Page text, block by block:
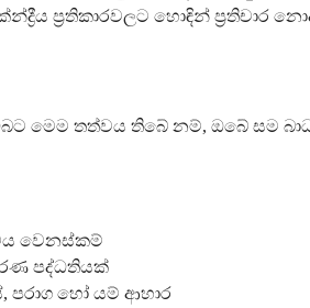
ප්‍රතිකාරවලට හොඳින් ප්‍රතිචාර
මෙම තත්වය තිබේ නම්, ඔබේ සම
වෙනස්කම්
පද්ධතියක්
පරාග හෝ යම් ආහාර